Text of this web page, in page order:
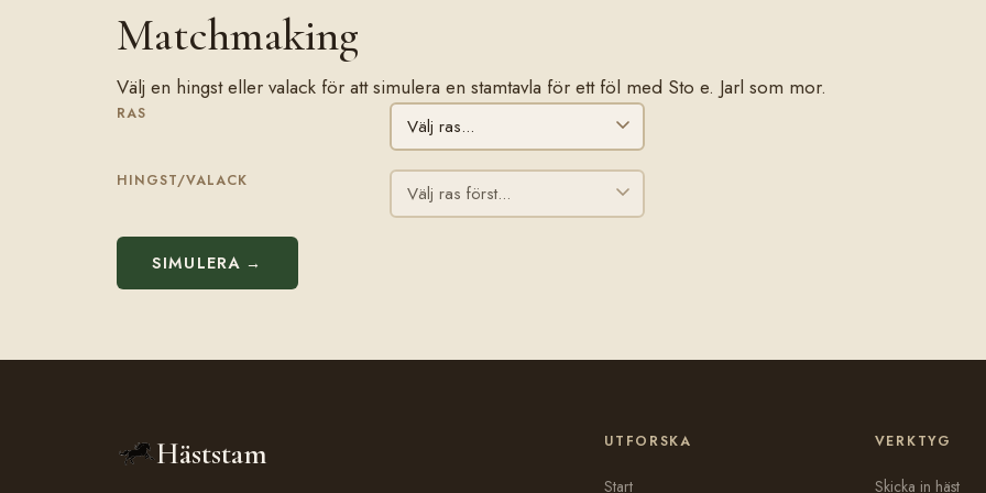
Matchmaking
Välj en hingst eller valack för att simulera en stamtavla för ett föl med Sto e. Jarl som mor.
RAS
HINGST/VALACK
SIMULERA →
Häststam UTFORSKA
Start
VERKTYG
Skicka in häst